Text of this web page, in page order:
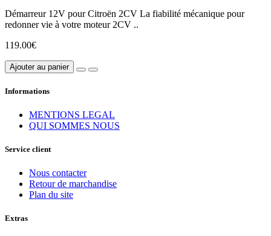
Démarreur 12V pour Citroën 2CV La fiabilité mécanique pour
redonner vie à votre moteur 2CV ..
119.00€
Ajouter au panier
Informations
MENTIONS LEGAL
QUI SOMMES NOUS
Service client
Nous contacter
Retour de marchandise
Plan du site
Extras